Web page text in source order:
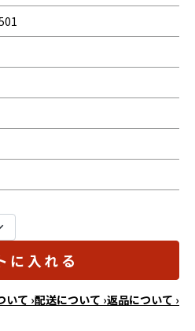
に入れる
いて ›配送について ›返品について ›